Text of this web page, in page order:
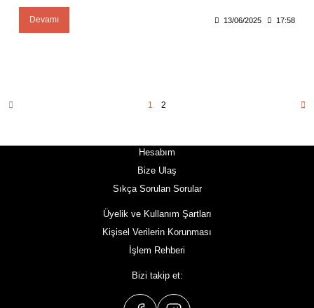
Devamı 13/06/2025 17:58
1 2
Hesabım
Bize Ulaş
Sıkça Sorulan Sorular
Üyelik ve Kullanım Şartları
Kişisel Verilerin Korunması
İşlem Rehberi
Bizi takip et: